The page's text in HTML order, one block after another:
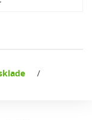
/